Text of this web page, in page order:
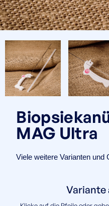
MAG Ultra
Viele weitere Varianten und
Variante